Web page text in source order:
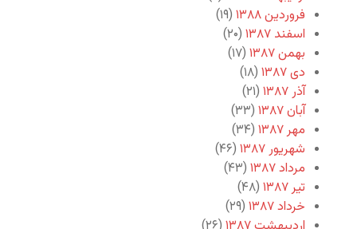
فروردین ۱۳۸۸
(۱۹)
اسفند ۱۳۸۷
(۲۰)
بهمن ۱۳۸۷
(۱۷)
دی ۱۳۸۷
(۱۸)
آذر ۱۳۸۷
(۲۱)
آبان ۱۳۸۷
(۳۳)
مهر ۱۳۸۷
(۳۴)
شهریور ۱۳۸۷
(۴۶)
مرداد ۱۳۸۷
(۴۳)
تیر ۱۳۸۷
(۴۸)
خرداد ۱۳۸۷
(۲۹)